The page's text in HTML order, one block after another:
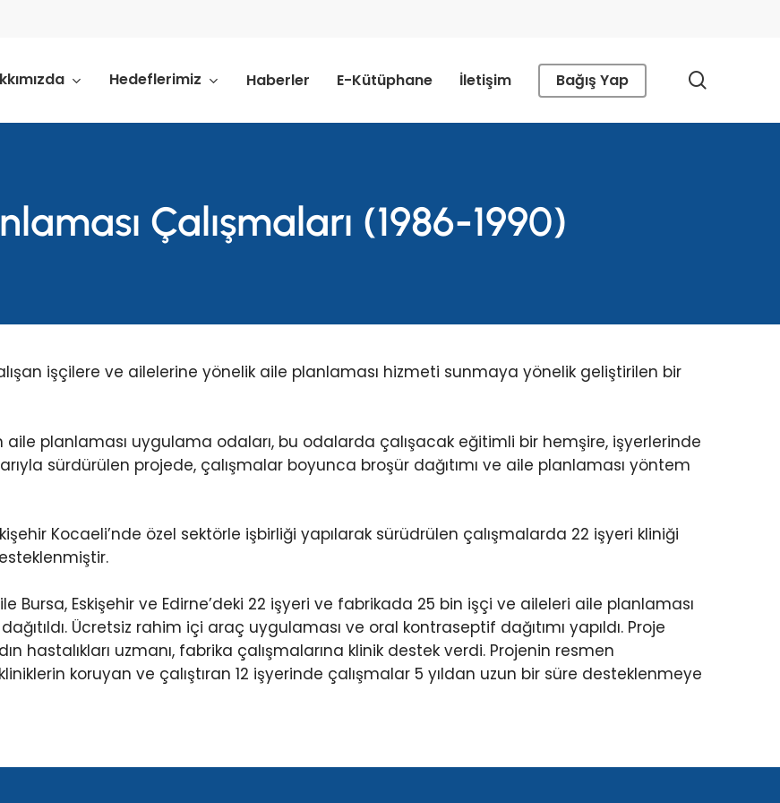
Hedeflerimiz Haberler E-Kütüphane İletişim Bağış Yap
Çalışmaları (1986-1990)
işçilere ve ailelerine yönelik aile planlaması hizmeti sunmaya yönelik geliştirilen bir
aile planlaması uygulama odaları, bu odalarda çalışacak eğitimli bir hemşire, işyerlerinde
sürdürülen projede, çalışmalar boyunca broşür dağıtımı ve aile planlaması yöntem
Kocaeli’nde özel sektörle işbirliği yapılarak sürüdrülen çalışmalarda 22 işyeri kliniği
Bursa, Eskişehir ve Edirne’deki 22 işyeri ve fabrikada 25 bin işçi ve aileleri aile planlaması
Ücretsiz rahim içi araç uygulaması ve oral kontraseptif dağıtımı yapıldı. Proje
hastalıkları uzmanı, fabrika çalışmalarına klinik destek verdi. Projenin resmen
koruyan ve çalıştıran 12 işyerinde çalışmalar 5 yıldan uzun bir süre desteklenmeye